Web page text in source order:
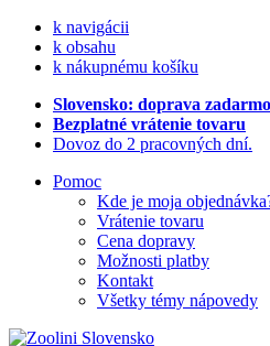
k navigácii
k obsahu
k nákupnému košíku
Slovensko: doprava zadarmo
Bezplatné vrátenie tovaru
Dovoz do 2 pracovných dní.
Pomoc
Kde je moja
Vrátenie tovaru
Cena dopravy
Možnosti platby
Kontakt
Všetky témy nápovedy